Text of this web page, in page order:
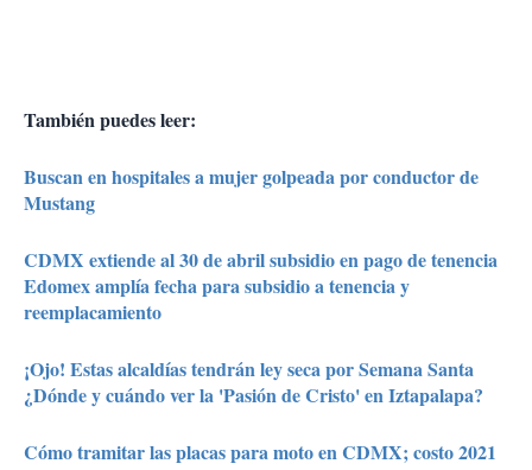
También puedes leer:
Buscan en hospitales a mujer golpeada por conductor de
Mustang
CDMX extiende al 30 de abril subsidio en pago de tenencia
Edomex amplía fecha para subsidio a tenencia y
reemplacamiento
¡Ojo! Estas alcaldías tendrán ley seca por Semana Santa
¿Dónde y cuándo ver la 'Pasión de Cristo' en Iztapalapa?
Cómo tramitar las placas para moto en CDMX; costo 2021